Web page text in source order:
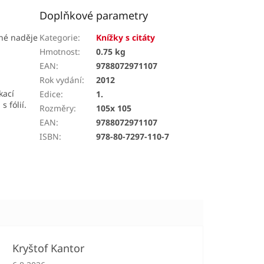
naděje
s fólií.
Doplňkové parametry
Kategorie:
Knížky s citáty
Hmotnost:
0.75 kg
EAN:
9788072971107
Rok vydání:
2012
Edice:
1.
Rozměry:
105x 105
EAN:
9788072971107
ISBN: 978-80-7297-110-7
Kryštof Kantor
Hodnocení obchodu je 5 z 5 hvězdiček.